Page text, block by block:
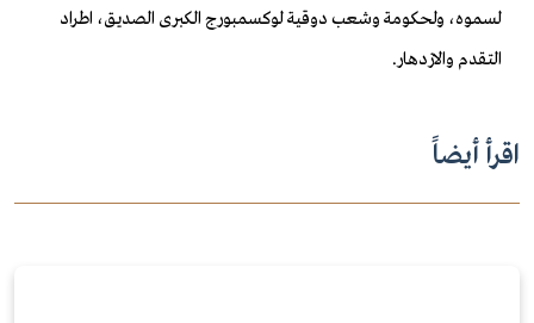
لسموه، ولحكومة وشعب دوقية لوكسمبورج الكبرى الصديق، اطراد
التقدم والازدهار.
اقرأ أيضاً